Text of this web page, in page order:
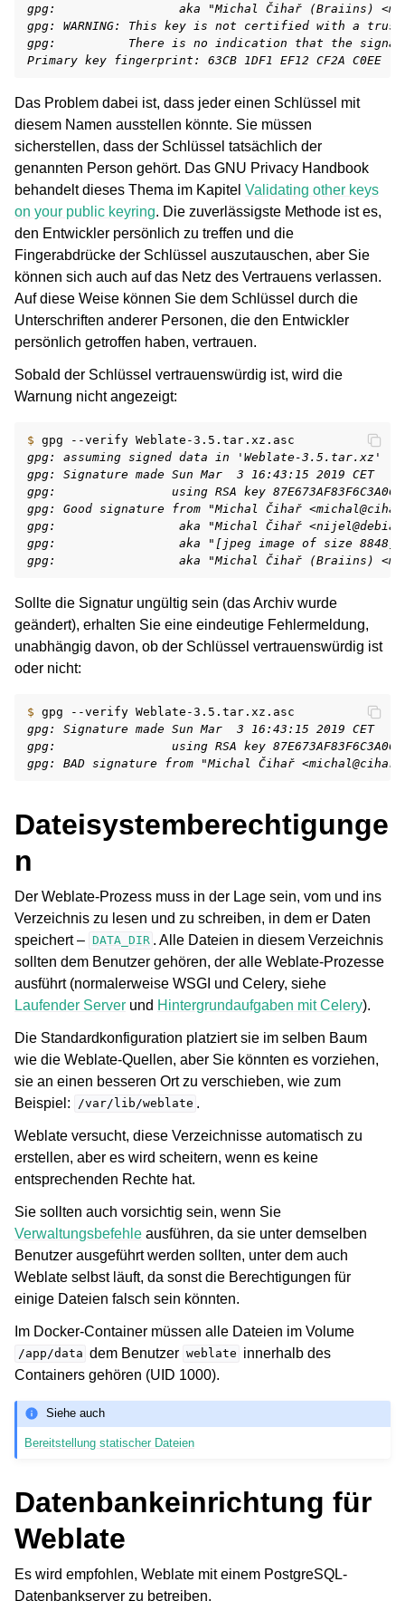
gpg:                 aka "Michal Čihař (Braiins)
gpg: WARNING: This key is not certified with a
gpg:          There is no indication that the
Primary key fingerprint: 63CB 1DF1 EF12 CF2A C0EE
Das Problem dabei ist, dass jeder einen Schlüssel mit
diesem Namen ausstellen könnte. Sie müssen
sicherstellen, dass der Schlüssel tatsächlich der
genannten Person gehört. Das GNU Privacy Handbook
behandelt dieses Thema im Kapitel Validating other keys
on your public keyring. Die zuverlässigste Methode ist es,
den Entwickler persönlich zu treffen und die
Fingerabdrücke der Schlüssel auszutauschen, aber Sie
können sich auch auf das Netz des Vertrauens verlassen.
Auf diese Weise können Sie dem Schlüssel durch die
Unterschriften anderer Personen, die den Entwickler
persönlich getroffen haben, vertrauen.
Sobald der Schlüssel vertrauenswürdig ist, wird die
Warnung nicht angezeigt:
$ gpg --verify
gpg: assuming signed data in 'Weblate-3.5.tar.xz'
gpg: Signature made Sun Mar  3 16:43:15 2019 CET
gpg:                using RSA key
gpg: Good signature from "Michal Čihař
gpg:                 aka "Michal Čihař
gpg:                 aka "[jpeg image of size
gpg:                 aka "Michal Čihař (Braiins)
Sollte die Signatur ungültig sein (das Archiv wurde
geändert), erhalten Sie eine eindeutige Fehlermeldung,
unabhängig davon, ob der Schlüssel vertrauenswürdig ist
oder nicht:
$ gpg --verify
gpg: Signature made Sun Mar  3 16:43:15 2019 CET
gpg:                using RSA key
gpg: BAD signature from "Michal Čihař
Dateisystemberechtigunge
n
Der Weblate-Prozess muss in der Lage sein, vom und ins
Verzeichnis zu lesen und zu schreiben, in dem er Daten
speichert –
DATA_DIR . Alle Dateien in diesem Verzeichnis
sollten dem Benutzer gehören, der alle Weblate-Prozesse
ausführt (normalerweise WSGI und Celery, siehe
Laufender Server und Hintergrundaufgaben mit Celery).
Die Standardkonfiguration platziert sie im selben Baum
wie die Weblate-Quellen, aber Sie könnten es vorziehen,
sie an einen besseren Ort zu verschieben, wie zum
Beispiel:
/var/lib/weblate .
Weblate versucht, diese Verzeichnisse automatisch zu
erstellen, aber es wird scheitern, wenn es keine
entsprechenden Rechte hat.
Sie sollten auch vorsichtig sein, wenn Sie
Verwaltungsbefehle ausführen, da sie unter demselben
Benutzer ausgeführt werden sollten, unter dem auch
Weblate selbst läuft, da sonst die Berechtigungen für
einige Dateien falsch sein könnten.
Im Docker-Container müssen alle Dateien im Volume
/app/data dem Benutzer weblate innerhalb des
Containers gehören (UID 1000).
Siehe auch
Bereitstellung statischer Dateien
Datenbankeinrichtung für
Weblate
Es wird empfohlen, Weblate mit einem PostgreSQL-
Datenbankserver zu betreiben.